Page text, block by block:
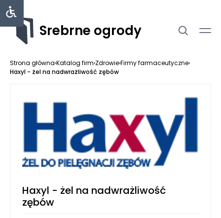
Srebrne ogrody
Strona główna›Katalog firm›Zdrowie›Firmy farmaceutyczne›
Haxyl - żel na nadwrażliwość zębów
Haxyl - żel na nadwrażliwość
zębów